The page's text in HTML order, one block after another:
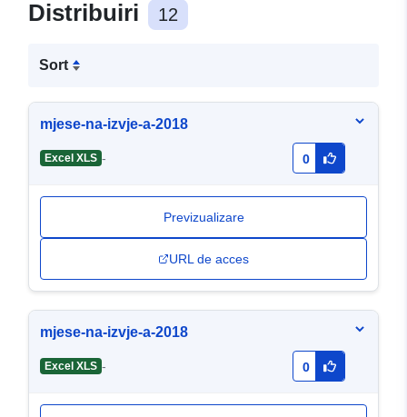
Distribuiri 12
Sort
mjese-na-izvje-a-2018
Excel XLS - 0
Previzualizare
URL de acces
mjese-na-izvje-a-2018
Excel XLS - 0